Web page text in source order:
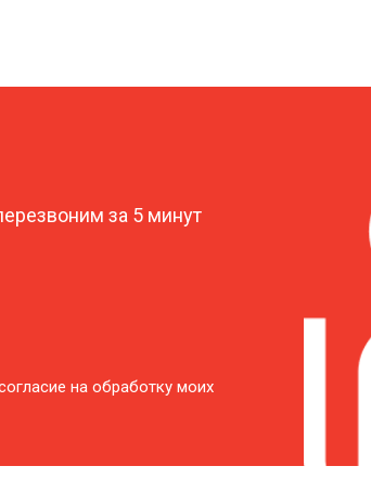
за 5 минут
на обработку моих